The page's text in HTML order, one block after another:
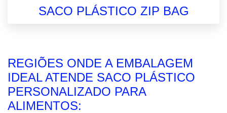
SACO PLÁSTICO ZIP BAG
REGIÕES ONDE A EMBALAGEM
IDEAL ATENDE SACO PLÁSTICO
PERSONALIZADO PARA
ALIMENTOS: